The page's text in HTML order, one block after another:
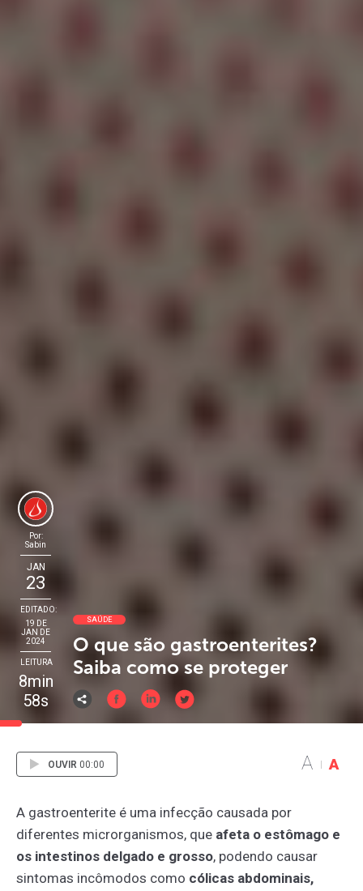
SAÚDE
O que são gastroenterites?
Saiba como se proteger
Por:
Sabin
JAN
23
EDITADO:
19 DE
JAN DE
2024
LEITURA
8min
58s
OUVIR 00:00 A A
A gastroenterite é uma infecção causada por
diferentes microrganismos, que afeta o estômago e
os intestinos delgado e grosso, podendo causar
sintomas incômodos como cólicas abdominais,